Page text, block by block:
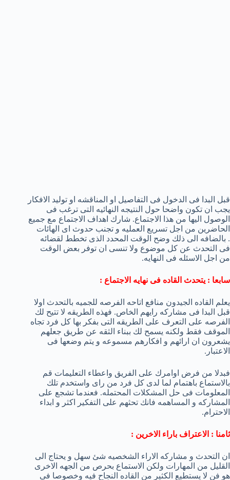
قبل البدا فى الدخول فى التفاصيل او المناقشه او توليد الافكار
يجب ان تكون واضحا حول النتيجه النهائيه التى ترغب فى
الوصول اليها من هذا الاجتماع. شارك اهداف الاجتماع مع جميع
الحاضرين من اجل تسريع العمليه و تجنب حدوث اى الهائات
. بالضافه الى ذلك وضح الوقت المحدد الذى تخطط لقضائه
فى التحدث عن كل موضوع ولا تنسى ان توفر بعض الوقت
من اجل الاسئله فى النهايه.
سابعا : يتحدث القاده فى نهايه الاجتماع :
يعلم القاده الجيدون منافع اتاحه الفرصه للجميه بالتحدث اولا
قبل البدا فى مشاركه رايهم الخاص. فهذه الطريقه لا تتيح لك
الفرصه على التعرف على الطريقه التى بفكر بها كل فرد تجاه
الموقف فقط ولكنه يسمح لك ببناء الثقه عن طريق جعلهم
يشعرون ان ارائهم و افكارهم مسموعه و يتم وضعها فى
الاعتبار.
فبدلا من فرض اوامرك على الفريق واعطاء التعليمات قم
بالاستماع باهتمام لما لدى كل فرد من راى واستخدم تلك
المعلومات فى حل المشكلات المحتمله. فعندما تشجع على
المشاركه و المساهمه فانك تحثهم على التفكير اكثر و ابداء
الاحترام.
ثامنا : الاعتراف باراء الاخرين :
ان التحدث و مشاركه الاراء الشخصيه شئ سهل و يحتاج الى
القليل من المهارات ولكن الاستماع بحرص من الجهه الاخرى
هو فن لا يستطيع الكثير من القاده النجاح فيه وخصوصا فى